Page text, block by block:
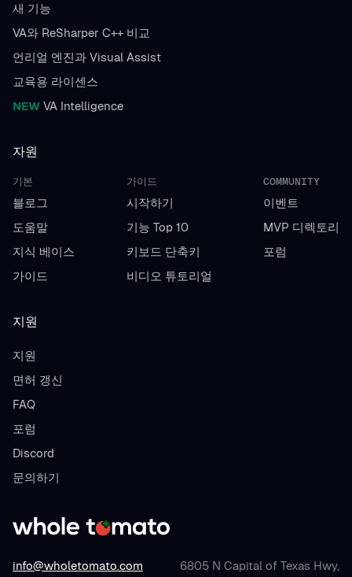
info@wholetomato.com 6805 N Capital of Texas Hwy,
새 기능
VA와 ReSharper C++ 비교
언리얼 엔진과 Visual Assist
교육용 라이센스
NEW VA Intelligence
자원
기본
블로그
도움말
지식 베이스
가이드
가이드
시작하기
기능 Top 10
키보드 단축키
비디오 튜토리얼
COMMUNITY
이벤트
MVP 디렉토리
포럼
지원
지원
면허 갱신
FAQ
포럼
Discord
문의하기